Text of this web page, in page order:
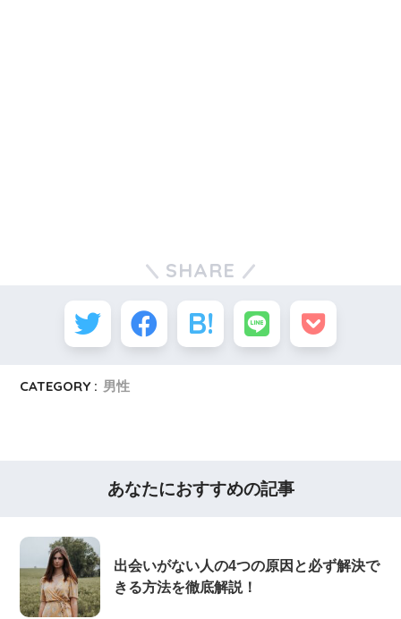
SHARE
CATEGORY : 男性
あなたにおすすめの記事
出会いがない人の4つの原因と必ず解決で
きる方法を徹底解説！